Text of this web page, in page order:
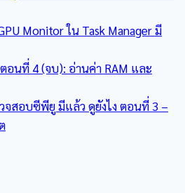
Monitor ใน Task Manager มี
อนที่ 4 (จบ): อ่านค่า RAM และ
จสอบซีพียู มีแล้ว ดูยังไง ตอนที่ 3 –